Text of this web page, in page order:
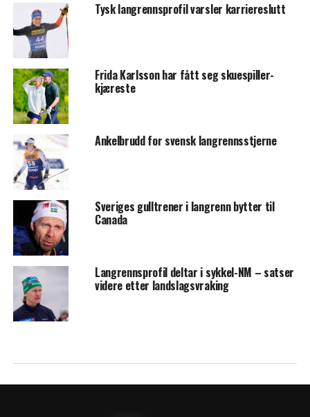
Tysk langrennsprofil varsler karriereslutt
Frida Karlsson har fått seg skuespiller-
kjæreste
Ankelbrudd for svensk langrennsstjerne
Sveriges gulltrener i langrenn bytter til
Canada
Langrennsprofil deltar i sykkel-NM – satser
videre etter landslagsvraking